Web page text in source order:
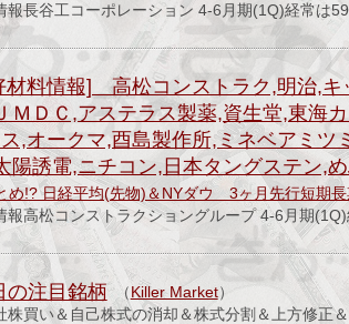
報長谷工コーポレーション 4-6月期(1Q)経常は
材料情報] 高松コンストラク,明治,
ＭＤＣ,アステラス製薬,資生堂,東海
,オークマ,酉島製作所,ミネベアミ
陽誘電,ニチコン,日本タングステン,
め!? 日経平均(先物)＆NYダウ 3ヶ月先行短期長
報高松コンストラクショングループ 4-6月期
注目銘柄 （Killer Market）
買い＆自己株式の消却＆株式分割＆上方修正